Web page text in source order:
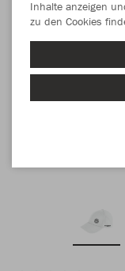
Inhalte anzeigen
zu den Cookies